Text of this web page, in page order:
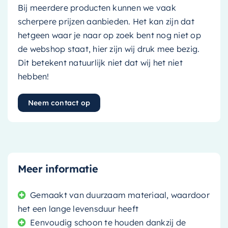
Bij meerdere producten kunnen we vaak
scherpere prijzen aanbieden. Het kan zijn dat
hetgeen waar je naar op zoek bent nog niet op
de webshop staat, hier zijn wij druk mee bezig.
Dit betekent natuurlijk niet dat wij het niet
hebben!
Neem contact op
Meer informatie
Gemaakt van duurzaam materiaal, waardoor
het een lange levensduur heeft
Eenvoudig schoon te houden dankzij de